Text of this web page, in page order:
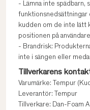
- Lämna inte spädbarn,
funktionsnedsättningar
kudden om de inte lätt
positionen på
- Brandrisk:
inte i sängen eller
Tillverkarens
Varumärke: Tempur
Leverantör: Tempur
Tillverkare: Dan-Foam